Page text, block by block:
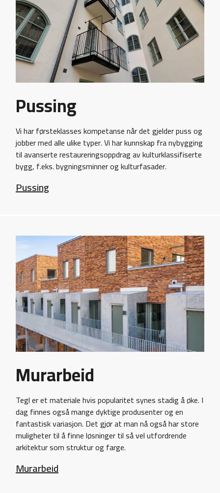
Pussing
Vi har førsteklasses kompetanse når det gjelder puss og
jobber med alle ulike typer. Vi har kunnskap fra nybygging
til avanserte restaureringsoppdrag av kulturklassifiserte
bygg, f.eks. bygningsminner og kulturfasader.
Pussing
Murarbeid
Tegl er et materiale hvis popularitet synes stadig å øke. I
dag finnes også mange dyktige produsenter og en
fantastisk variasjon. Det gjør at man nå også har store
muligheter til å finne løsninger til så vel utfordrende
arkitektur som struktur og farge.
Murarbeid